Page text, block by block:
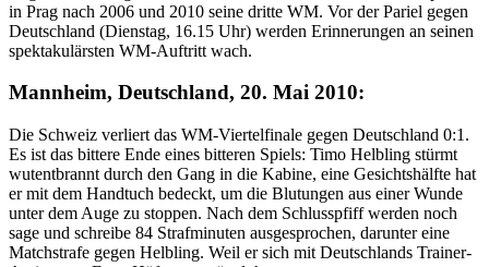
in Prag nach 2006 und 2010 seine dritte WM. Vor der Pariel gegen
Deutschland (Dienstag, 16.15 Uhr) werden Erinnerungen an seinen
spektakulärsten WM-Auftritt wach.
Mannheim, Deutschland, 20. Mai 2010:
Die Schweiz verliert das WM-Viertelfinale gegen Deutschland 0:1.
Es ist das bittere Ende eines bitteren Spiels: Timo Helbling stürmt
wutentbrannt durch den Gang in die Kabine, eine Gesichtshälfte hat
er mit dem Handtuch bedeckt, um die Blutungen aus einer Wunde
unter dem Auge zu stoppen. Nach dem Schlusspfiff werden noch
sage und schreibe 84 Strafminuten ausgesprochen, darunter eine
Matchstrafe gegen Helbling. Weil er sich mit Deutschlands Trainer-